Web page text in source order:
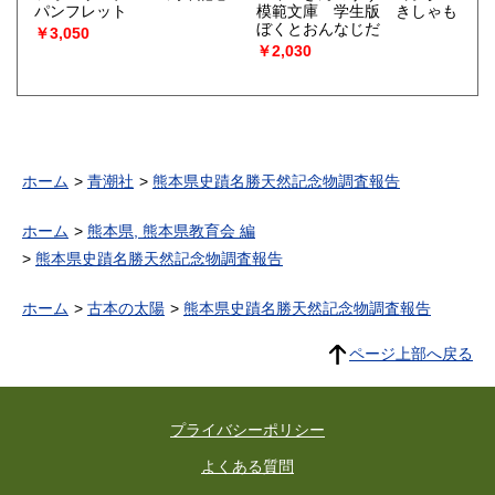
パンフレット
￥3,050
模範文庫 学生版 きしゃも
ぼくとおんなじだ
￥2,030
ホーム 青潮社 熊本県史蹟名勝天然記念物調査報告
ホーム
熊本県, 熊本県教育会 編
熊本県史蹟名勝天然記念物調査報告
ホーム 古本の太陽 熊本県史蹟名勝天然記念物調査報告
ページ上部へ戻る
プライバシーポリシー
よくある質問